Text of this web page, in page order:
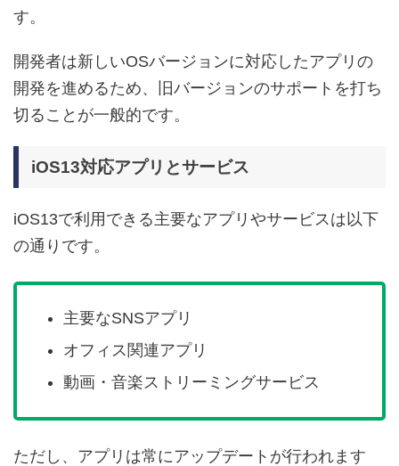
す。
開発者は新しいOSバージョンに対応したアプリの
開発を進めるため、旧バージョンのサポートを打ち
切ることが一般的です。
iOS13対応アプリとサービス
iOS13で利用できる主要なアプリやサービスは以下
の通りです。
主要なSNSアプリ
オフィス関連アプリ
動画・音楽ストリーミングサービス
ただし、アプリは常にアップデートが行われます